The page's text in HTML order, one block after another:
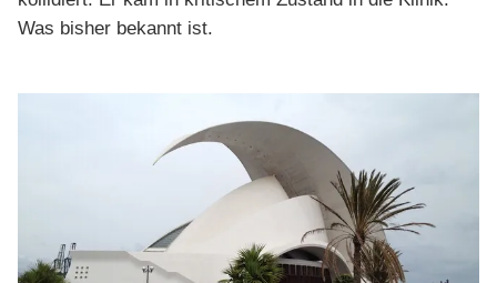
Was bisher bekannt ist.